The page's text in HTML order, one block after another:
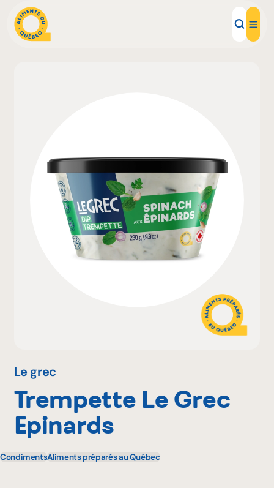
Inspirations d'ici
Restaurants
Institutions
À propos
Le grec
Trempette Le Grec
Epinards
CondimentsAliments préparés au Québec